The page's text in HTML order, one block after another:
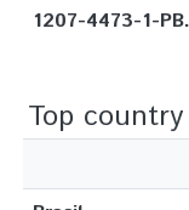
1207-4473-1-
Top